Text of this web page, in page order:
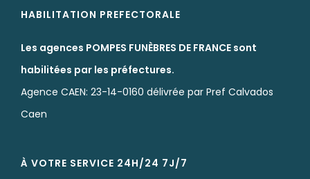
HABILITATION PREFECTORALE
Les agences POMPES FUNÈBRES DE FRANCE sont
habilitées par les préfectures.
Agence CAEN: 23-14-0160 délivrée par Pref Calvados
Caen
À VOTRE SERVICE 24H/24 7J/7